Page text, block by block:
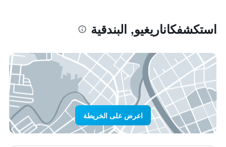
استكشفكاناريغيو, البندقية
اعرض على الخريطة